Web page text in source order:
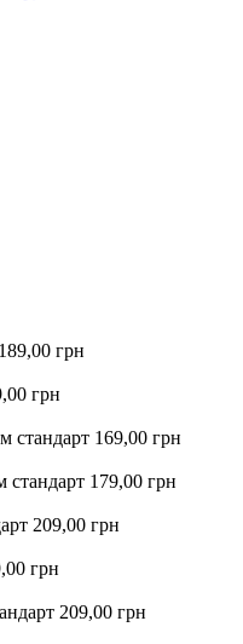
189,00 грн
грн
стандарт 169,00 грн
стандарт 179,00 грн
209,00 грн
грн
209,00 грн